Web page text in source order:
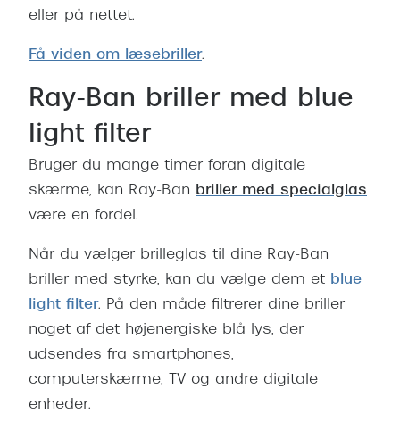
eller på nettet.
Få viden om læsebriller.
Ray-Ban briller med blue
light filter
Bruger du mange timer foran digitale
skærme, kan Ray-Ban briller med specialglas
være en fordel.
Når du vælger brilleglas til dine Ray-Ban
briller med styrke, kan du vælge dem et blue
light filter. På den måde filtrerer dine briller
noget af det højenergiske blå lys, der
udsendes fra smartphones,
computerskærme, TV og andre digitale
enheder.